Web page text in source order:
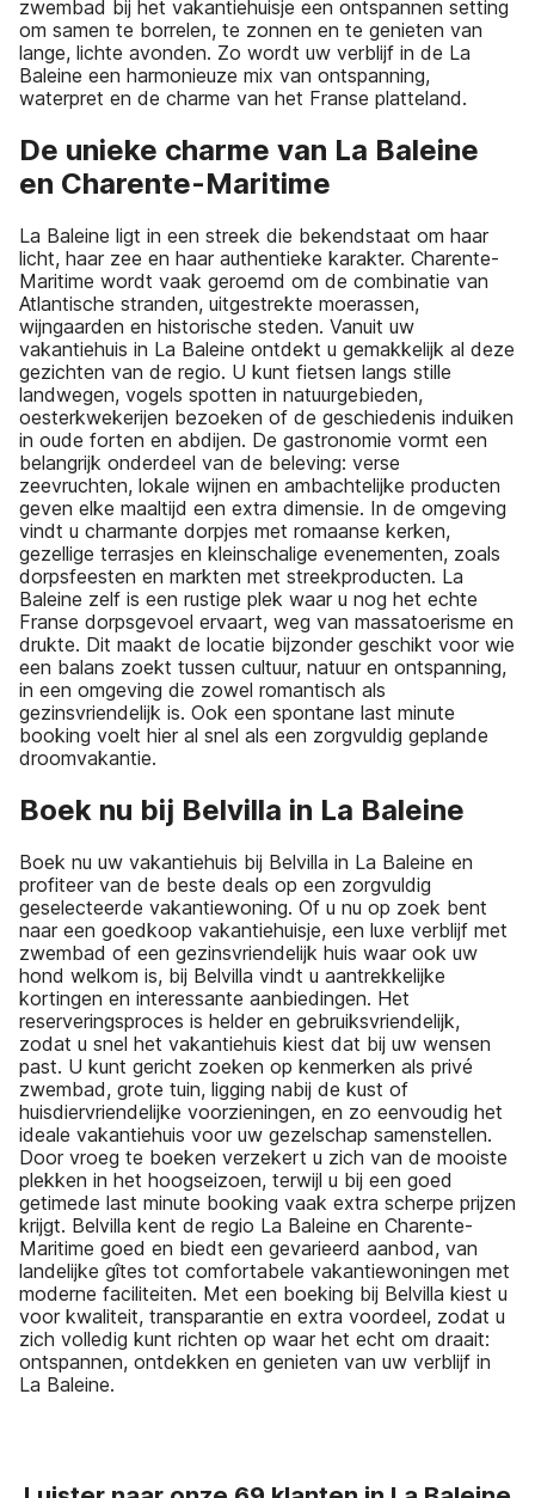
zwembad bij het vakantiehuisje een ontspannen setting
om samen te borrelen, te zonnen en te genieten van
lange, lichte avonden. Zo wordt uw verblijf in de La
Baleine een harmonieuze mix van ontspanning,
waterpret en de charme van het Franse platteland.
De unieke charme van La Baleine
en Charente-Maritime
La Baleine ligt in een streek die bekendstaat om haar
licht, haar zee en haar authentieke karakter. Charente-
Maritime wordt vaak geroemd om de combinatie van
Atlantische stranden, uitgestrekte moerassen,
wijngaarden en historische steden. Vanuit uw
vakantiehuis in La Baleine ontdekt u gemakkelijk al deze
gezichten van de regio. U kunt fietsen langs stille
landwegen, vogels spotten in natuurgebieden,
oesterkwekerijen bezoeken of de geschiedenis induiken
in oude forten en abdijen. De gastronomie vormt een
belangrijk onderdeel van de beleving: verse
zeevruchten, lokale wijnen en ambachtelijke producten
geven elke maaltijd een extra dimensie. In de omgeving
vindt u charmante dorpjes met romaanse kerken,
gezellige terrasjes en kleinschalige evenementen, zoals
dorpsfeesten en markten met streekproducten. La
Baleine zelf is een rustige plek waar u nog het echte
Franse dorpsgevoel ervaart, weg van massatoerisme en
drukte. Dit maakt de locatie bijzonder geschikt voor wie
een balans zoekt tussen cultuur, natuur en ontspanning,
in een omgeving die zowel romantisch als
gezinsvriendelijk is. Ook een spontane last minute
booking voelt hier al snel als een zorgvuldig geplande
droomvakantie.
Boek nu bij Belvilla in La Baleine
Boek nu uw vakantiehuis bij Belvilla in La Baleine en
profiteer van de beste deals op een zorgvuldig
geselecteerde vakantiewoning. Of u nu op zoek bent
naar een goedkoop vakantiehuisje, een luxe verblijf met
zwembad of een gezinsvriendelijk huis waar ook uw
hond welkom is, bij Belvilla vindt u aantrekkelijke
kortingen en interessante aanbiedingen. Het
reserveringsproces is helder en gebruiksvriendelijk,
zodat u snel het vakantiehuis kiest dat bij uw wensen
past. U kunt gericht zoeken op kenmerken als privé
zwembad, grote tuin, ligging nabij de kust of
huisdiervriendelijke voorzieningen, en zo eenvoudig het
ideale vakantiehuis voor uw gezelschap samenstellen.
Door vroeg te boeken verzekert u zich van de mooiste
plekken in het hoogseizoen, terwijl u bij een goed
getimede last minute booking vaak extra scherpe prijzen
krijgt. Belvilla kent de regio La Baleine en Charente-
Maritime goed en biedt een gevarieerd aanbod, van
landelijke gîtes tot comfortabele vakantiewoningen met
moderne faciliteiten. Met een boeking bij Belvilla kiest u
voor kwaliteit, transparantie en extra voordeel, zodat u
zich volledig kunt richten op waar het echt om draait:
ontspannen, ontdekken en genieten van uw verblijf in
La Baleine.